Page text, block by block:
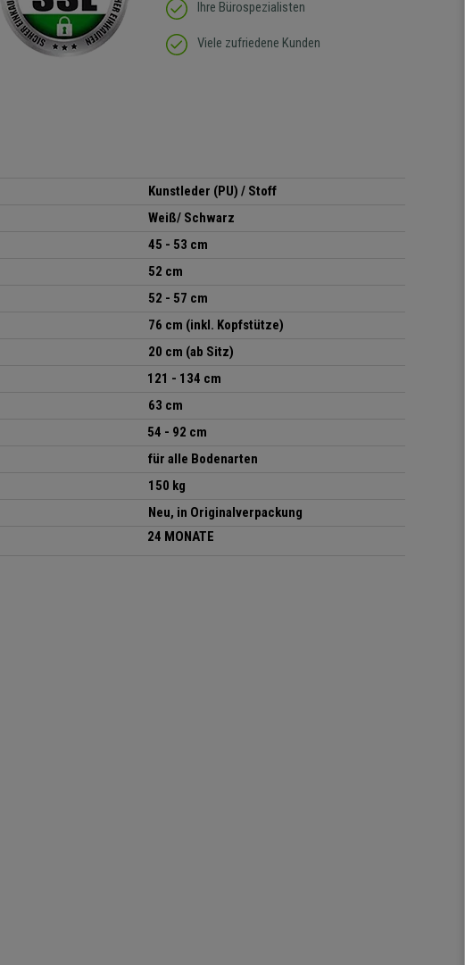
Ihre Bürospezialisten
Viele zufriedene Kunden
Kunstleder (PU) / Stoff
Weiß/ Schwarz
45 - 53 cm
52 cm
52 - 57 cm
76 cm (inkl. Kopfstütze)
20 cm (ab Sitz)
121 - 134 cm
63 cm
54 - 92 cm
für alle Bodenarten
150 kg
Neu, in Originalverpackung
24 MONATE